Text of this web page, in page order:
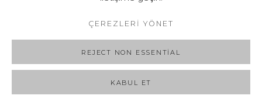
ÇEREZLERI YÖNET
REJECT NON ESSENTIAL
KABUL ET
DUVARDA GÖR